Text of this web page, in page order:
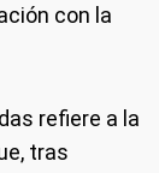
con la
refiere a la
tras